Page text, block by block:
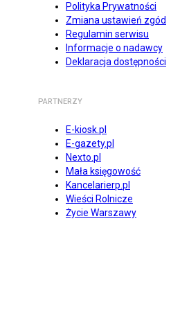
Polityka Prywatności
Zmiana ustawień zgód
Regulamin serwisu
Informacje o nadawcy
Deklaracja dostępności
PARTNERZY
E-kiosk.pl
E-gazety.pl
Nexto.pl
Mała księgowość
Kancelarierp.pl
Wieści Rolnicze
Życie Warszawy